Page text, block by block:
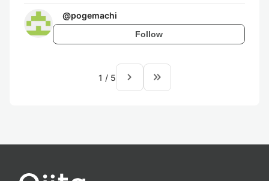
@pogemachi
Follow
1 / 5 navigate_next keyboard_double_arrow_right